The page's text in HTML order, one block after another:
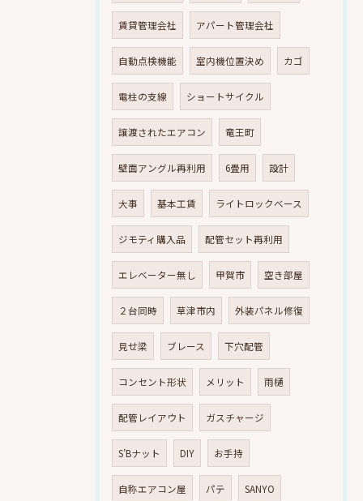
賃貸管理会社 アパート管理会社
自動点検機能 室内機位置決め カゴ
電柱の支線 ショートサイクル
譲渡されたエアコン 竜王町
壁面アングル再利用 6畳用 設計
大事 基本工賃 ライトロックベース
ジモティ購入品 配管セット再利用
エレベーター無し 甲賀市 空き部屋
２台同時 草津市内 外装パネル修復
見せ梁 ブレース 下穴配管
コンセント形状 メリット 雨樋
配管レイアウト ガスチャージ
S’Bナット DIY お手持
自称エアコン屋 パテ SANYO